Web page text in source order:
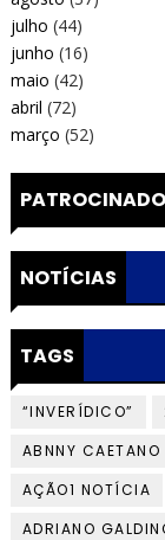
julho (44)
junho (16)
maio (42)
abril (72)
março (52)
NOTÍCIAS
TAGS
“INVERÍDICO”
ABNNY CAETANO
AÇÃO1 NOTÍCIA
ADRIANO